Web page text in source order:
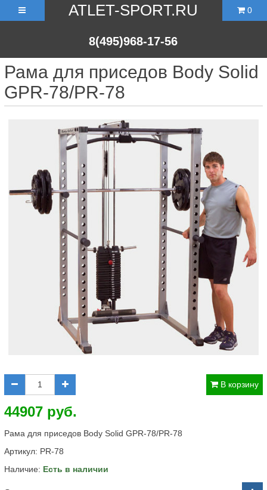
ATLET-SPORT.RU
8(495)968-17-56
0
Рама для приседов Body Solid
GPR-78/PR-78
В корзину
44907 руб.
Рама для приседов Body Solid GPR-78/PR-78
Артикул: PR-78
Наличие: Есть в наличии